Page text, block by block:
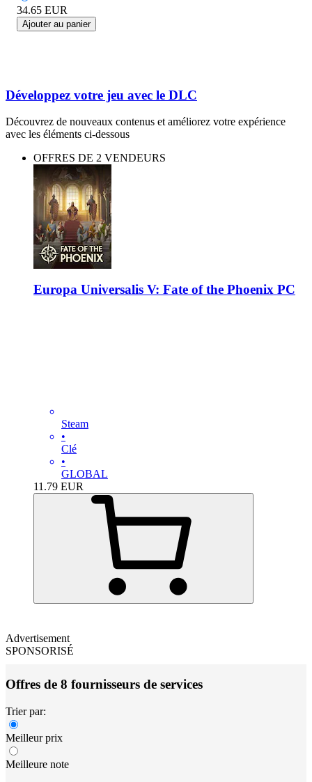
34.65 EUR
Ajouter au panier
Développez votre jeu avec le DLC
Découvrez de nouveaux contenus et améliorez votre expérience
avec les éléments ci-dessous
OFFRES DE 2 VENDEURS
Europa Universalis V: Fate of the Phoenix PC
Steam
•
Clé
•
GLOBAL
11.79 EUR
Advertisement
SPONSORISÉ
Offres de 8 fournisseurs de services
Trier par:
Meilleur prix
Meilleure note